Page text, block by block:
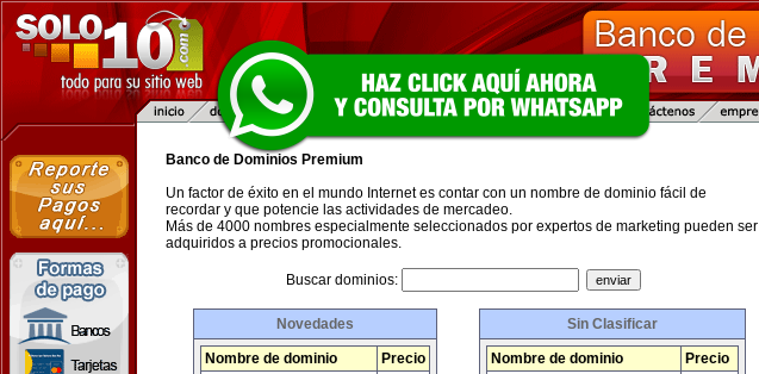
Banco de Dominios Premium
Un factor de éxito en el mundo Internet es contar con un nombre de dominio fácil de
recordar y que potencie las actividades de mercadeo.
Más de 4000 nombres especialmente seleccionados por expertos de marketing pueden ser
adquiridos a precios promocionales.
Buscar dominios:
Novedades
Nombre de dominio Precio
Sin Clasificar
Nombre de dominio Precio